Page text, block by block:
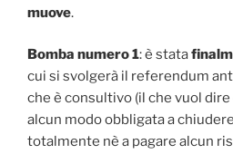
muove.
Bomba numero 1: è stata
cui si svolgerà il referendum
che è consultivo (il che vuol
alcun modo obbligata a
totalmente nè a pagare alcun